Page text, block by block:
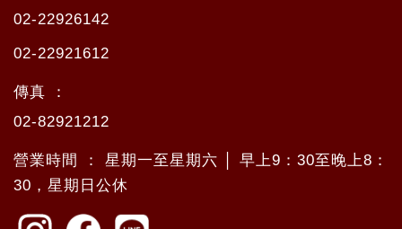
02-22926142
02-22921612
傳真 ：
02-82921212
營業時間 ： 星期一至星期六 │ 早上9：30至晚上8：
30，星期日公休